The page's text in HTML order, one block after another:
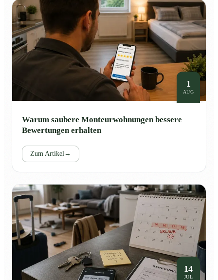
1
AUG
Warum saubere Monteurwohnungen bessere
Bewertungen erhalten
Zum Artikel →
14
JUL